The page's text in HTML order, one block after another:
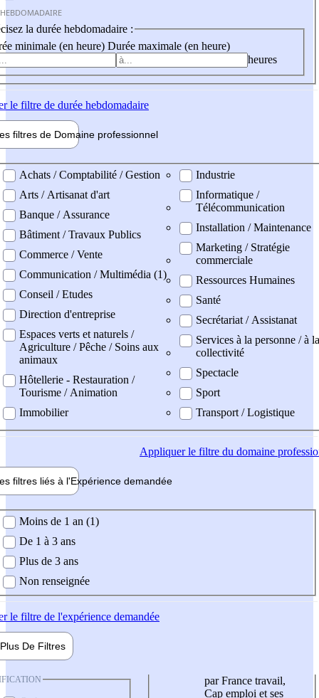
la durée hebdomadaire :
minimale (en heure) Durée maximale (en heure)
heures
le filtre de durée hebdomadaire
filtres de Domaine professionnel
professionel
Achats / Comptabilité / Gestion
Arts / Artisanat d'art
Banque / Assurance
Bâtiment / Travaux Publics
Commerce / Vente
Communication / Multimédia (1)
Conseil / Etudes
Direction d'entreprise
Espaces verts et naturels /
Agriculture / Pêche / Soins aux
animaux
Hôtellerie - Restauration /
Tourisme / Animation
Immobilier
Industrie
Informatique /
Télécommunication
Installation / Maintenance
Marketing / Stratégie
commerciale
Ressources Humaines
Santé
Secrétariat / Assistanat
Services à la personne / à la
collectivité
Spectacle
Sport
Transport / Logistique
Appliquerle filtre du domaine
filtres liés à l'Expérience demandée
demandée
Moins de 1 an (1)
De 1 à 3 ans
Plus de 3 ans
Non renseignée
le filtre de l'expérience demandée
Plus De Filtres
par France travail,
Cap emploi et ses